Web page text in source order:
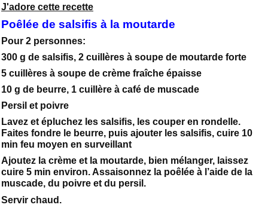
J'adore cette recette
Poêlée de salsifis à la moutarde
Pour 2 personnes:
300 g de salsifis, 2 cuillères à soupe de moutarde forte
5 cuillères à soupe de crème fraîche épaisse
10 g de beurre, 1 cuillère à café de muscade
Persil et poivre
Lavez et épluchez les salsifis, les couper en rondelle.
Faites fondre le beurre, puis ajouter les salsifis, cuire 10
min feu moyen en surveillant
Ajoutez la crème et la moutarde, bien mélanger, laissez
cuire 5 min environ. Assaisonnez la poêlée à l’aide de la
muscade, du poivre et du persil.
Servir chaud.